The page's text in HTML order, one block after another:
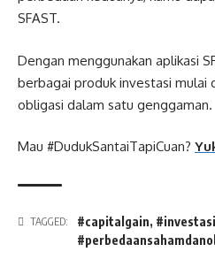
SFAST.
Dengan menggunakan aplikasi
berbagai produk investasi mulai
obligasi dalam satu genggaman.
Mau #DudukSantaiTapiCuan?
TAGGED: #capitalgain, #investasi